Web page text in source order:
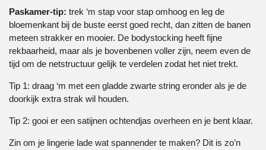
Paskamer-tip: trek ‘m stap voor stap omhoog en leg de
bloemenkant bij de buste eerst goed recht, dan zitten de banen
meteen strakker en mooier. De bodystocking heeft fijne
rekbaarheid, maar als je bovenbenen voller zijn, neem even de
tijd om de netstructuur gelijk te verdelen zodat het niet trekt.
Tip 1: draag ‘m met een gladde zwarte string eronder als je de
doorkijk extra strak wil houden.
Tip 2: gooi er een satijnen ochtendjas overheen en je bent klaar.
Zin om je lingerie lade wat spannender te maken? Dit is zo’n